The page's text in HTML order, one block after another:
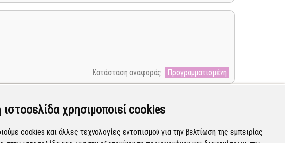
χρησιμοποιεί cookies
cookies και άλλες τεχνολογίες εντοπισμού για την βελτίωση της εμπειρίας
Κατάσταση αναφοράς: Προγραμματισμένη